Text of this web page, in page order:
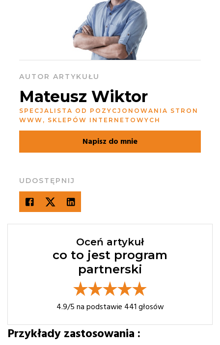
AUTOR ARTYKUŁU
Mateusz Wiktor
SPECJALISTA OD POZYCJONOWANIA STRON
WWW, SKLEPÓW INTERNETOWYCH
Napisz do mnie
UDOSTĘPNIJ
Oceń artykuł
co to jest program
partnerski
4.9/5 na podstawie 441 głosów
Przykłady zastosowania :